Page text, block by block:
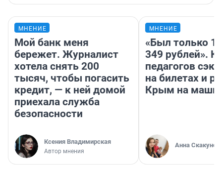
МНЕНИЕ
Мой банк меня
бережет. Журналист
хотела снять 200
тысяч, чтобы погасить
кредит, — к ней домой
приехала служба
безопасности
Ксения Владимирская
Автор мнения
МНЕНИЕ
«Был только
349 рублей».
педагогов
на билетах и
Крым на
Анна